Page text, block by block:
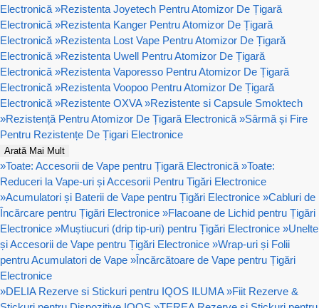
Electronică »Rezistenta Joyetech Pentru Atomizor De Țigară
Electronică »Rezistenta Kanger Pentru Atomizor De Țigară
Electronică »Rezistenta Lost Vape Pentru Atomizor De Țigară
Electronică »Rezistenta Uwell Pentru Atomizor De Țigară
Electronică »Rezistenta Vaporesso Pentru Atomizor De Țigară
Electronică »Rezistenta Voopoo Pentru Atomizor De Țigară
Electronică »Rezistente OXVA »Rezistente si Capsule Smoktech
»Rezistență Pentru Atomizor De Țigară Electronică »Sârmă și Fire
Pentru Rezistențe De Țigari Electronice
Arată Mai Mult
»Toate: Accesorii de Vape pentru Țigară Electronică »Toate:
Reduceri la Vape-uri și Accesorii Pentru Tigări Electronice
»Acumulatori și Baterii de Vape pentru Țigări Electronice »Cabluri de
Încărcare pentru Țigări Electronice »Flacoane de Lichid pentru Țigări
Electronice »Muștiucuri (drip tip-uri) pentru Țigări Electronice »Unelte
și Accesorii de Vape pentru Țigări Electronice »Wrap-uri și Folii
pentru Acumulatori de Vape »Încărcătoare de Vape pentru Țigări
Electronice
»DELIA Rezerve si Stickuri pentru IQOS ILUMA »Fiit Rezerve &